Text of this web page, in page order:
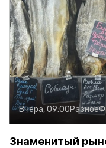
Вчера, 09:00Разное
Знаменитый